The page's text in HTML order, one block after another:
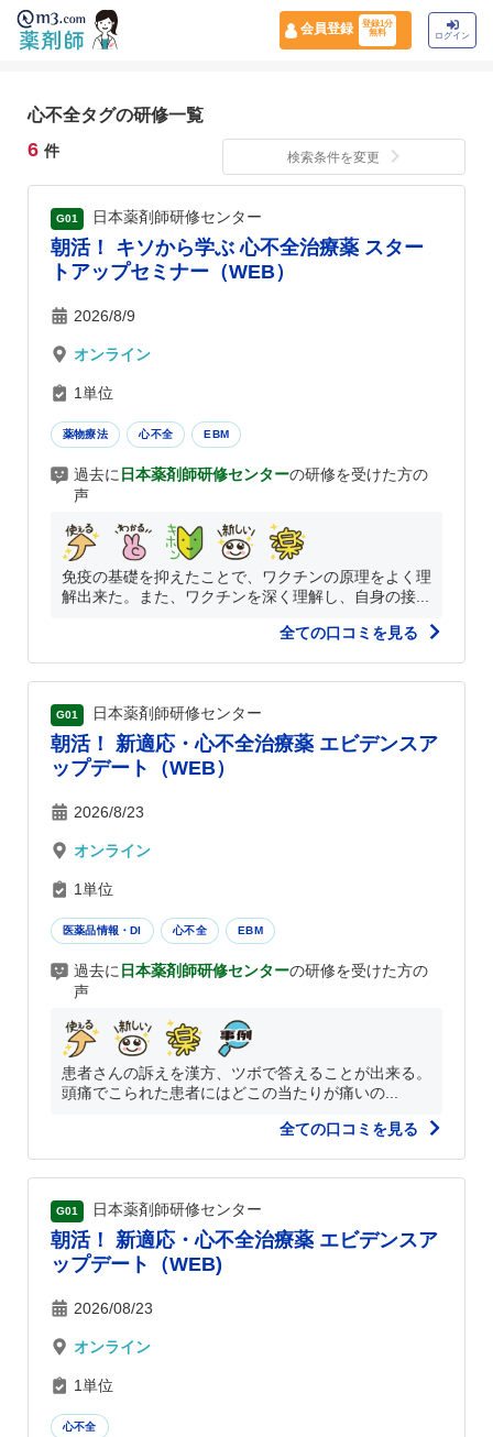
会員登録
登録1分
無料
ログイン
心不全タグの研修一覧
6 件 検索条件を変更
G01 日本薬剤師研修センター
朝活！ キソから学ぶ 心不全治療薬 スター
トアップセミナー（WEB）
2026/8/9
オンライン
1単位
薬物療法 心不全 EBM
過去に 日本薬剤師研修センターの研修を受けた方の
声
免疫の基礎を抑えたことで、ワクチンの原理をよく理
解出来た。また、ワクチンを深く理解し、自身の接...
全ての口コミを見る
G01 日本薬剤師研修センター
朝活！ 新適応・心不全治療薬 エビデンスア
ップデート（WEB）
2026/8/23
オンライン
1単位
医薬品情報・DI 心不全 EBM
過去に 日本薬剤師研修センターの研修を受けた方の
声
患者さんの訴えを漢方、ツボで答えることが出来る。
頭痛でこられた患者にはどこの当たりが痛いの...
全ての口コミを見る
G01 日本薬剤師研修センター
朝活！ 新適応・心不全治療薬 エビデンスア
ップデート（WEB)
2026/08/23
オンライン
1単位
心不全